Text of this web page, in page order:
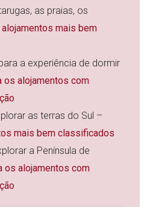
as praias, os
mais bem
a experiência de dormir
os alojamentos com
as terras do Sul –
mais bem classificados
a Península de
os alojamentos com